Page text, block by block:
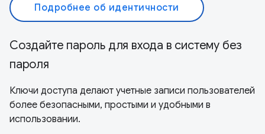
Подробнее об идентичности
Создайте пароль для входа в систему без
пароля
Ключи доступа делают учетные записи пользователей
более безопасными, простыми и удобными в
использовании.